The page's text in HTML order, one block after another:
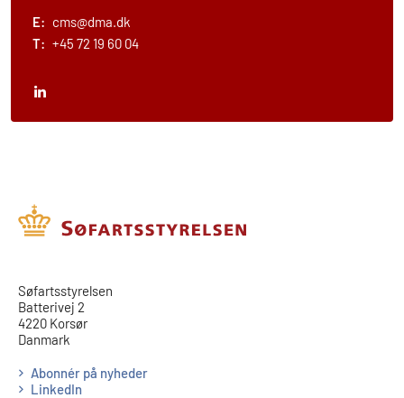
E: cms@dma.dk
T: +45 72 19 60 04
​​Søfartsstyrelsen
Batterivej 2
4220 Korsør
Danmark
Abonnér på nyheder
LinkedIn